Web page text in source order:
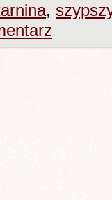
,